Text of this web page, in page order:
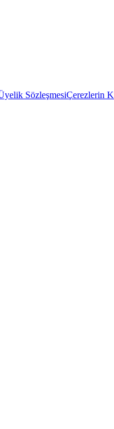
SözleşmesiÇerezlerin